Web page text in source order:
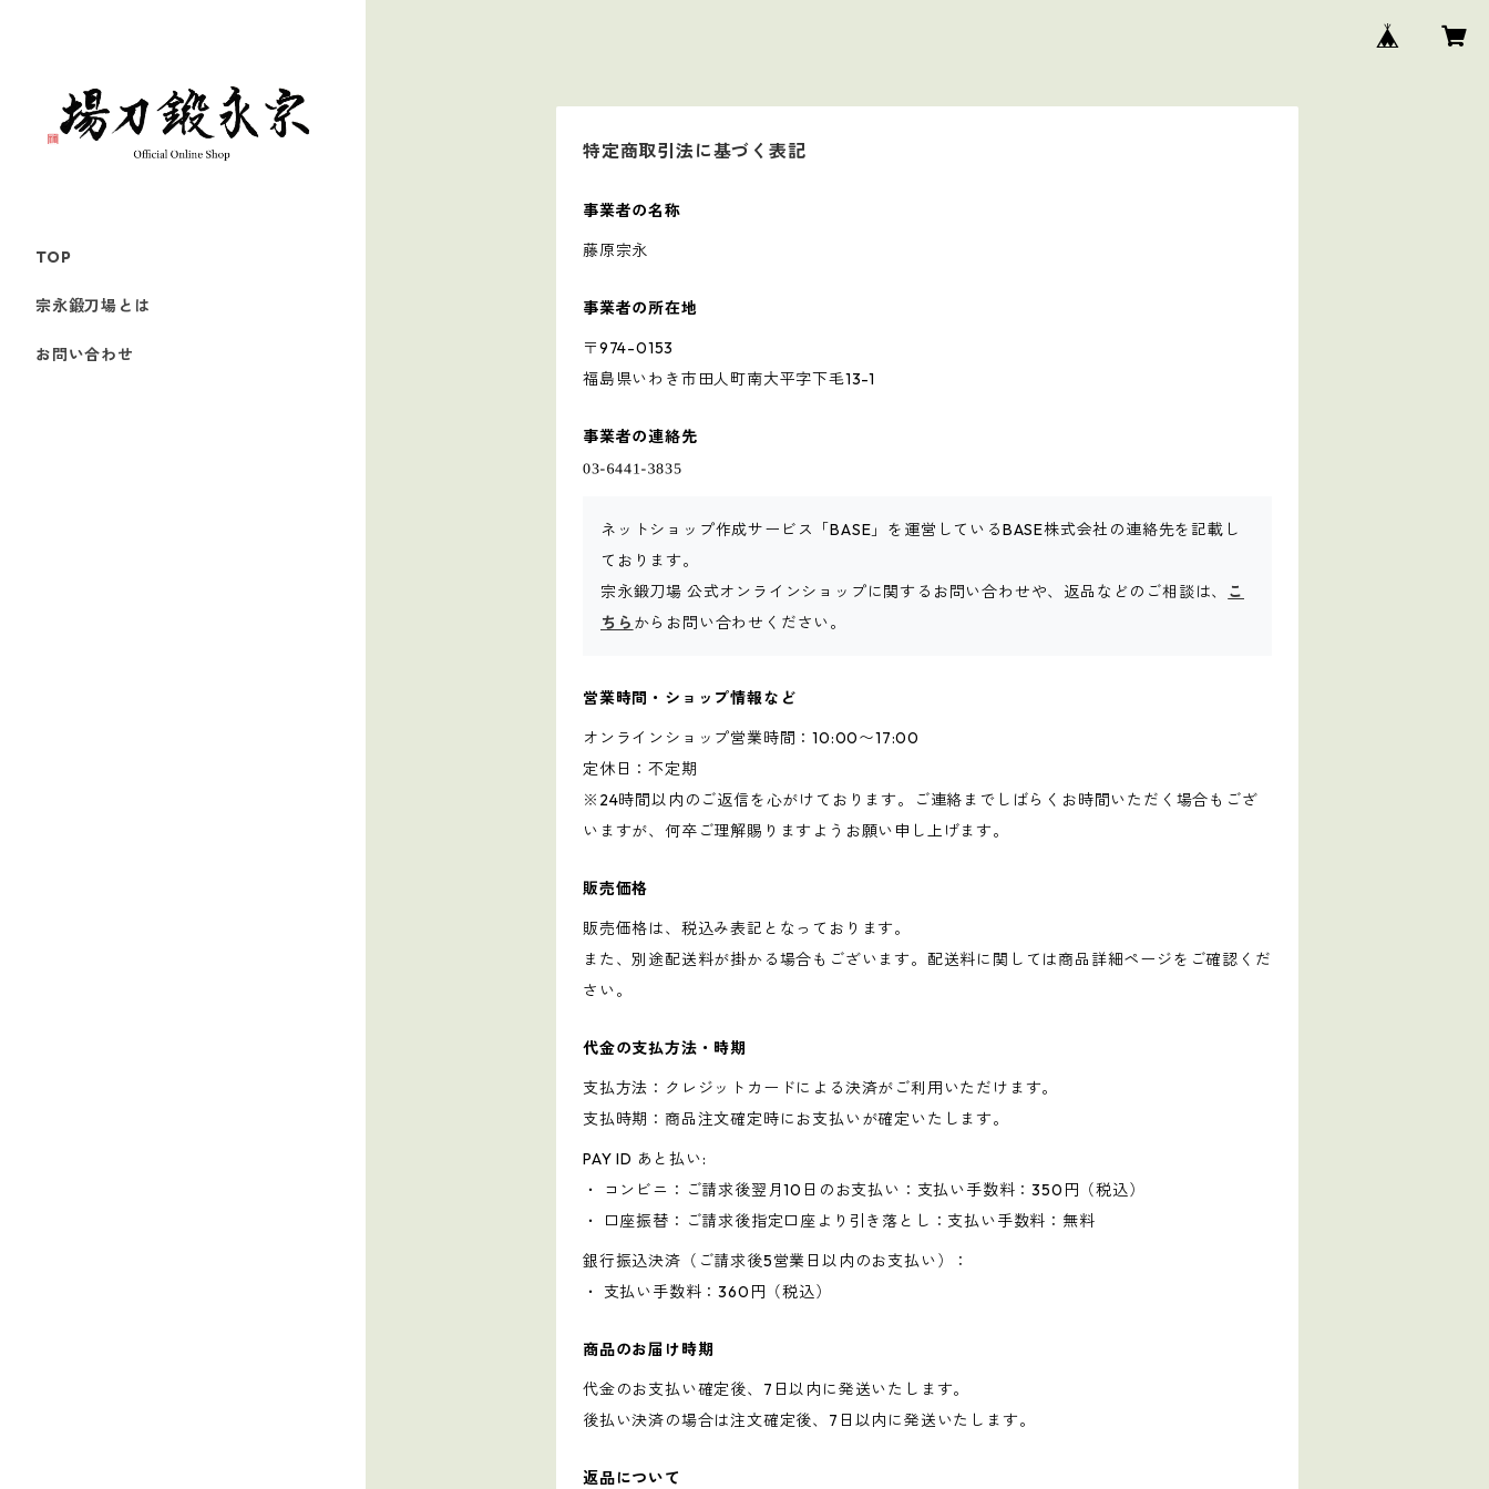
特定商取引法に基づく表記
事業者の名称
藤原宗永
事業者の所在地
〒974-0153
福島県いわき市田人町南大平字下毛13-1
事業者の連絡先
ネットショップ作成サービス「BASE」を運営しているBASE株式会社の連絡先を記載し
ております。
宗永鍛刀場 公式オンラインショップに関するお問い合わせや、返品などのご相談は、 こ
ちら からお問い合わせください。
営業時間・ショップ情報など
オンラインショップ営業時間：10:00〜17:00
定休日：不定期
※24時間以内のご返信を心がけております。ご連絡までしばらくお時間いただく場合もござ
いますが、何卒ご理解賜りますようお願い申し上げます。
販売価格
販売価格は、税込み表記となっております。
また、別途配送料が掛かる場合もございます。配送料に関しては商品詳細ページをご確認くだ
さい。
代金の支払方法・時期
支払方法：クレジットカードによる決済がご利用いただけます。
支払時期：商品注文確定時にお支払いが確定いたします。
PAY ID あと払い:
・ コンビニ：ご請求後翌月10日のお支払い：支払い手数料：350円（税込）
・ 口座振替：ご請求後指定口座より引き落とし：支払い手数料：無料
銀行振込決済（ご請求後5営業日以内のお支払い）：
・ 支払い手数料：360円（税込）
商品のお届け時期
代金のお支払い確定後、7日以内に発送いたします。
後払い決済の場合は注文確定後、7日以内に発送いたします。
返品について
TOP
宗永鍛刀場とは
お問い合わせ